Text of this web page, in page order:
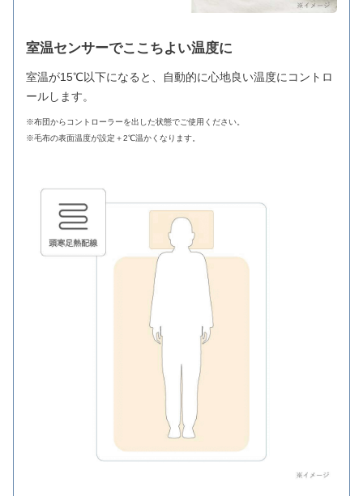
室温センサーでここちよい温度に
室温が15℃以下になると、自動的に心地良い温度にコントロ
ールします。
※布団からコントローラーを出した状態でご使用ください。
※毛布の表面温度が設定＋2℃温かくなります。